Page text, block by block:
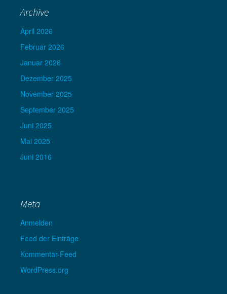
Archive
April 2026
Februar 2026
Januar 2026
Dezember 2025
November 2025
September 2025
Juni 2025
Mai 2025
Juni 2016
Meta
Anmelden
Feed der Einträge
Kommentar-Feed
WordPress.org